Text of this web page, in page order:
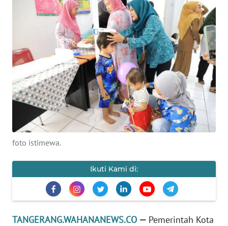
foto istimewa.
Ikuti Kami di:
TANGERANG.WAHANANEWS.CO — Pemerintah Kota
INFO
IKLAN
TENTANG
PEDOMAN
SIBER
KARIR